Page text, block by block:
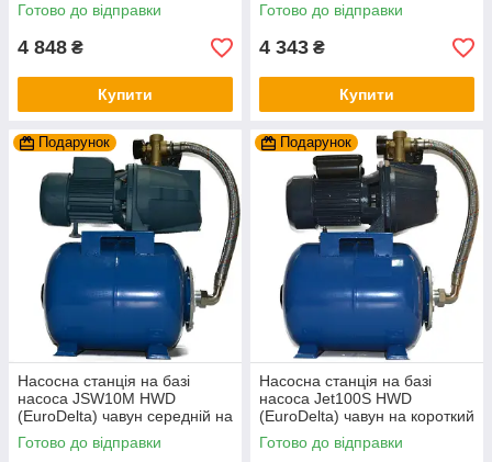
Готово до відправки
4 848 ₴
Купити
Готово до відправки
4 343 ₴
Купити
Подарунок
Насосна станція на базі
насоса JSW10M HWD
(EuroDelta) чавун середній на
баку 24л (гарантія 2 роки)
Готово до відправки
Подарунок
Насосна станція на базі
насоса Jet100S HWD
(EuroDelta) чавун на короткий
баку 24л (гарантія 2 роки)
Готово до відправки